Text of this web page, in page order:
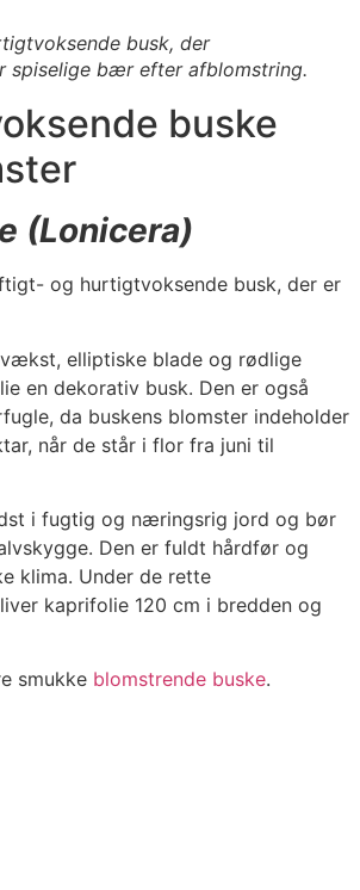
busk, der
spiselige bær efter afblomstring.
buske
(Lonicera)
og hurtigtvoksende busk, der er
elliptiske blade og rødlige
en dekorativ busk. Den er også
da buskens blomster indeholder
når de står i flor fra juni til
i fugtig og næringsrig jord og bør
Den er fuldt hårdfør og
klima. Under de rette
kaprifolie 120 cm i bredden og
smukke blomstrende buske.